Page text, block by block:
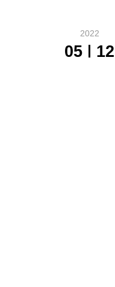
2022
05 12